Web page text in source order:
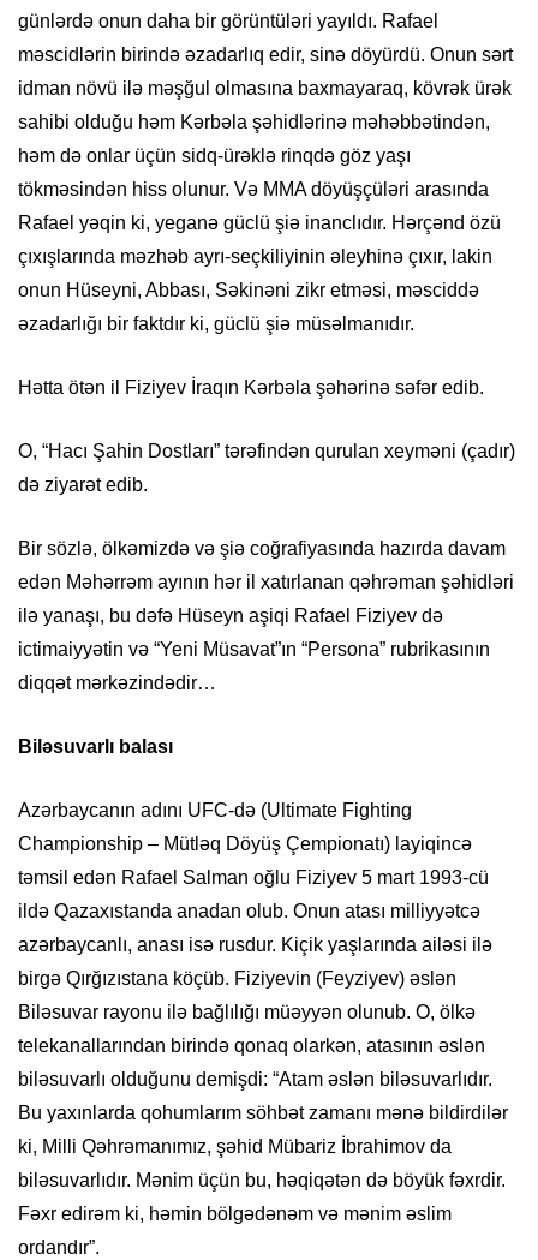
günlərdə onun daha bir görüntüləri yayıldı. Rafael
məscidlərin birində əzadarlıq edir, sinə döyürdü. Onun sərt
idman növü ilə məşğul olmasına baxmayaraq, kövrək ürək
sahibi olduğu həm Kərbəla şəhidlərinə məhəbbətindən,
həm də onlar üçün sidq-ürəklə rinqdə göz yaşı
tökməsindən hiss olunur. Və MMA döyüşçüləri arasında
Rafael yəqin ki, yeganə güclü şiə inanclıdır. Hərçənd özü
çıxışlarında məzhəb ayrı-seçkiliyinin əleyhinə çıxır, lakin
onun Hüseyni, Abbası, Səkinəni zikr etməsi, məsciddə
əzadarlığı bir faktdır ki, güclü şiə müsəlmanıdır.
Hətta ötən il Fiziyev İraqın Kərbəla şəhərinə səfər edib.
O, “Hacı Şahin Dostları” tərəfindən qurulan xeyməni (çadır)
də ziyarət edib.
Bir sözlə, ölkəmizdə və şiə coğrafiyasında hazırda davam
edən Məhərrəm ayının hər il xatırlanan qəhrəman şəhidləri
ilə yanaşı, bu dəfə Hüseyn aşiqi Rafael Fiziyev də
ictimaiyyətin və “Yeni Müsavat”ın “Persona” rubrikasının
diqqət mərkəzindədir…
Biləsuvarlı balası
Azərbaycanın adını UFC-də (Ultimate Fighting
Championship – Mütləq Döyüş Çempionatı) layiqincə
təmsil edən Rafael Salman oğlu Fiziyev 5 mart 1993-cü
ildə Qazaxıstanda anadan olub. Onun atası milliyyətcə
azərbaycanlı, anası isə rusdur. Kiçik yaşlarında ailəsi ilə
birgə Qırğızıstana köçüb. Fiziyevin (Feyziyev) əslən
Biləsuvar rayonu ilə bağlılığı müəyyən olunub. O, ölkə
telekanallarından birində qonaq olarkən, atasının əslən
biləsuvarlı olduğunu demişdi: “Atam əslən biləsuvarlıdır.
Bu yaxınlarda qohumlarım söhbət zamanı mənə bildirdilər
ki, Milli Qəhrəmanımız, şəhid Mübariz İbrahimov da
biləsuvarlıdır. Mənim üçün bu, həqiqətən də böyük fəxrdir.
Fəxr edirəm ki, həmin bölgədənəm və mənim əslim
ordandır”.